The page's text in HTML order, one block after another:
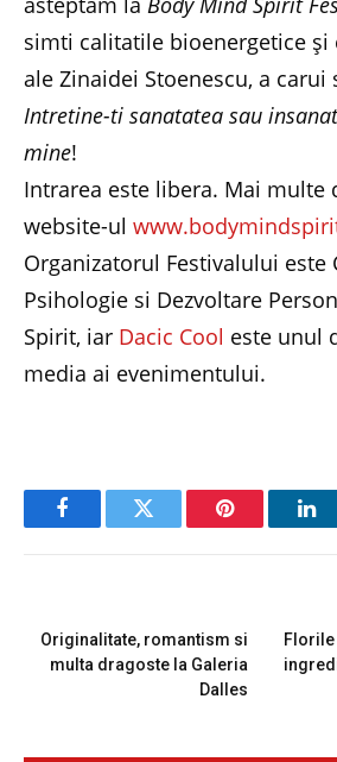
simti calitatile bioenergetice şi
ale Zinaidei Stoenescu, a carui
Intretine-ti sanatatea sau
mine!
Intrarea este libera. Mai multe
website-ul
Organizatorul Festivalului este
Psihologie si Dezvoltare
Spirit, iar Dacic Cool este unul
media ai evenimentului.
FacebookTwitter Pinterest
Originalitate, romantism si
multa dragoste la Galeria
Dalles